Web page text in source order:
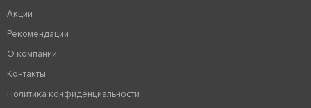
Акции
Рекомендации
О компании
Контакты
Политика конфиденциальности